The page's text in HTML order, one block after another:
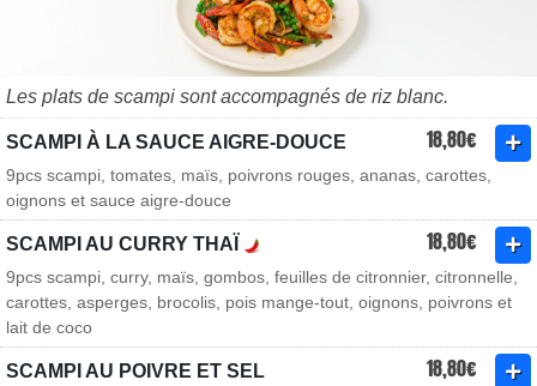
Les plats de scampi sont accompagnés de riz blanc.
SCAMPI À LA SAUCE AIGRE-DOUCE 18,80€
9pcs scampi, tomates, maïs, poivrons rouges, ananas, carottes,
oignons et sauce aigre-douce
SCAMPI AU CURRY THAÏ 18,80€
9pcs scampi, curry, maïs, gombos, feuilles de citronnier, citronnelle,
carottes, asperges, brocolis, pois mange-tout, oignons, poivrons et
lait de coco
SCAMPI AU POIVRE ET SEL 18,80€